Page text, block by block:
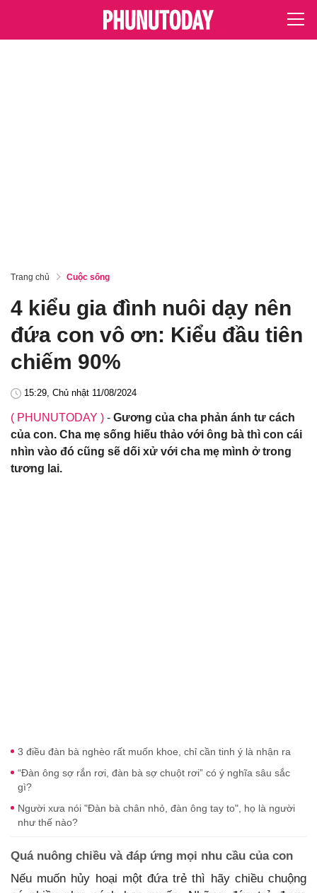
Trang chủ Cuộc sống
4 kiểu gia đình nuôi dạy nên
đứa con vô ơn: Kiểu đầu tiên
chiếm 90%
15:29, Chủ nhật 11/08/2024
( PHUNUTODAY ) - Gương của cha phản ánh tư cách
của con. Cha mẹ sống hiếu thảo với ông bà thì con cái
nhìn vào đó cũng sẽ dối xử với cha mẹ mình ở trong
tương lai.
3 điều đàn bà nghèo rất muốn khoe, chỉ cần tinh ý là nhận ra
“Đàn ông sợ rắn rơi, đàn bà sợ chuột rơi” có ý nghĩa sâu sắc
gì?
Người xưa nói "Đàn bà chân nhỏ, đàn ông tay to", họ là người
như thế nào?
Quá nuông chiều và đáp ứng mọi nhu cầu của con
Nếu muốn hủy hoại một đứa trẻ thì hãy chiều chuộng